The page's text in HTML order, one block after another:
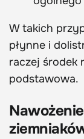
W takich
płynne i
raczej środek
podstawowa.